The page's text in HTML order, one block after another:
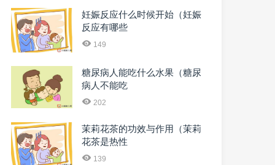
妊娠反应什么时候开始（妊娠
反应有哪些
149
糖尿病人能吃什么水果（糖尿
病人不能吃
202
茉莉花茶的功效与作用（茉莉
花茶是热性
139